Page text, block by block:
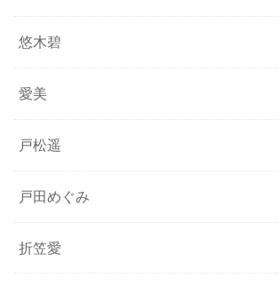
悠木碧
愛美
戸松遥
戸田めぐみ
折笠愛